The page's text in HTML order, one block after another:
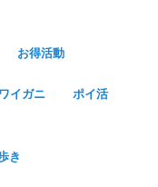
お得活動
イガニ
ポイ活
き